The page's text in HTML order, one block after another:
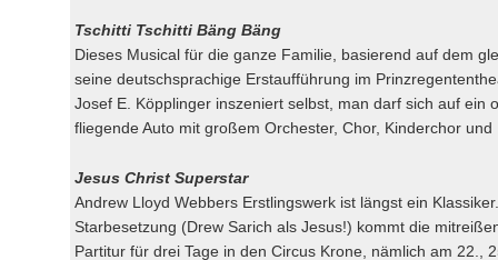
Tschitti Tschitti Bäng Bäng
Dieses Musical für die ganze Familie, basierend auf dem
seine deutschsprachige Erstaufführung im
Josef E. Köpplinger inszeniert selbst, man darf sich auf ein
fliegende Auto mit großem Orchester, Chor, Kinderchor und
Jesus Christ Superstar
Andrew Lloyd Webbers Erstlingswerk ist längst ein
Starbesetzung (Drew Sarich als Jesus!) kommt die
Partitur für drei Tage in den Circus Krone, nämlich am 22.,